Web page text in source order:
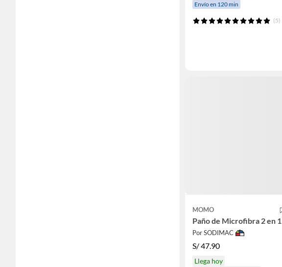
Envío en 120 min
(5)
MOMO
Paño de Microfibra 2 en 1
Por SODIMAC
S/47.90
Llega hoy